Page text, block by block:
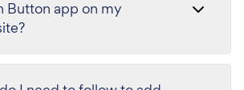
Button app on my